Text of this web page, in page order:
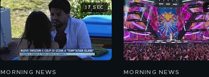
MORNING NEWS
17 SEC
MORNING NEWS